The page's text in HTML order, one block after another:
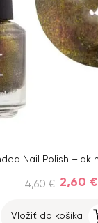
4,60 € 2,60 €
Vložiť do košíka